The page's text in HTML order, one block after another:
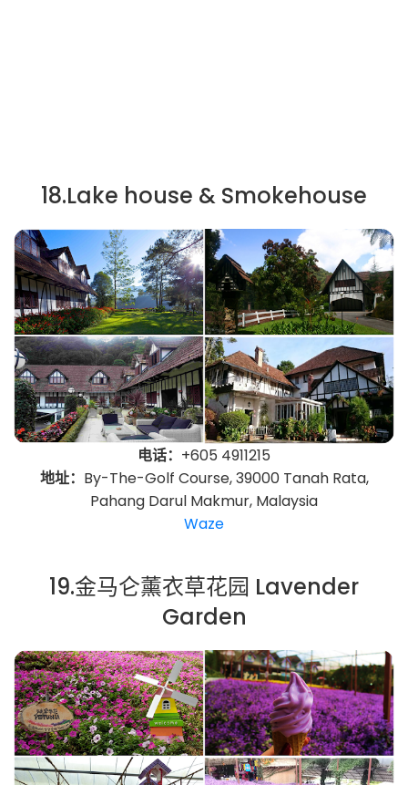
18.Lake house & Smokehouse
电话： +605 4911215
地址： By-The-Golf Course, 39000 Tanah Rata,
Pahang Darul Makmur, Malaysia
Waze
19.金马仑薰衣草花园 Lavender
Garden